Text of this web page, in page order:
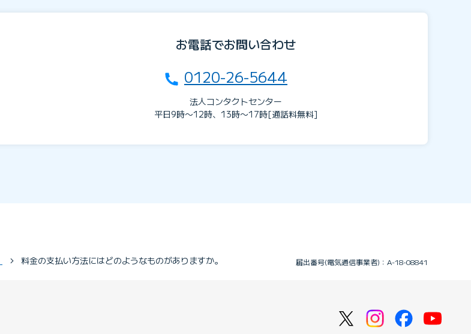
お電話でお問い合わせ
0120-26-5644
法人コンタクトセンター
平日9時〜12時、13時〜17時[通話料無料]
料金の支払い方法にはどのようなものがありますか。 届出番号(電気通信事業者)：A-18-08841